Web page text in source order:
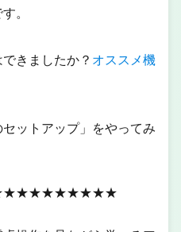
。
きましたか？ オススメ機
ットアップ」をやってみ